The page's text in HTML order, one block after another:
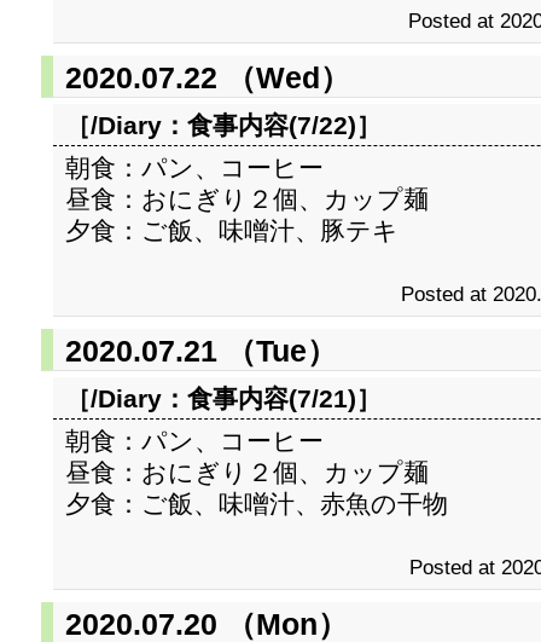
Posted at
2020.07.22 （Wed）
［/Diary： 食事内容(7/22)］
朝食：パン、コーヒー
昼食：おにぎり２個、カップ麺
夕食：ご飯、味噌汁、豚テキ
Posted at
2020.07.21 （Tue）
［/Diary： 食事内容(7/21)］
朝食：パン、コーヒー
昼食：おにぎり２個、カップ麺
夕食：ご飯、味噌汁、赤魚の干物
Posted at
2020.07.20 （Mon）